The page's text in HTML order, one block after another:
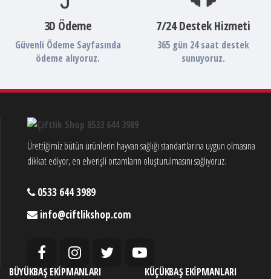
3D Ödeme
Güvenli Ödeme Sayfasında
ödeme alıyoruz.
7/24 Destek Hizmeti
365 gün 24 saat destek
sunuyoruz.
Ürettiğimiz bütün ürünlerin hayvan sağlığı standartlarına uygun olmasına
dikkat ediyor, en elverişli ortamların oluşturulmasını sağlıyoruz.
0533 644 3989
info@ciftlikshop.com
BÜYÜKBAŞ EKIPMANLARI
KÜÇÜKBAŞ EKIPMANLARI